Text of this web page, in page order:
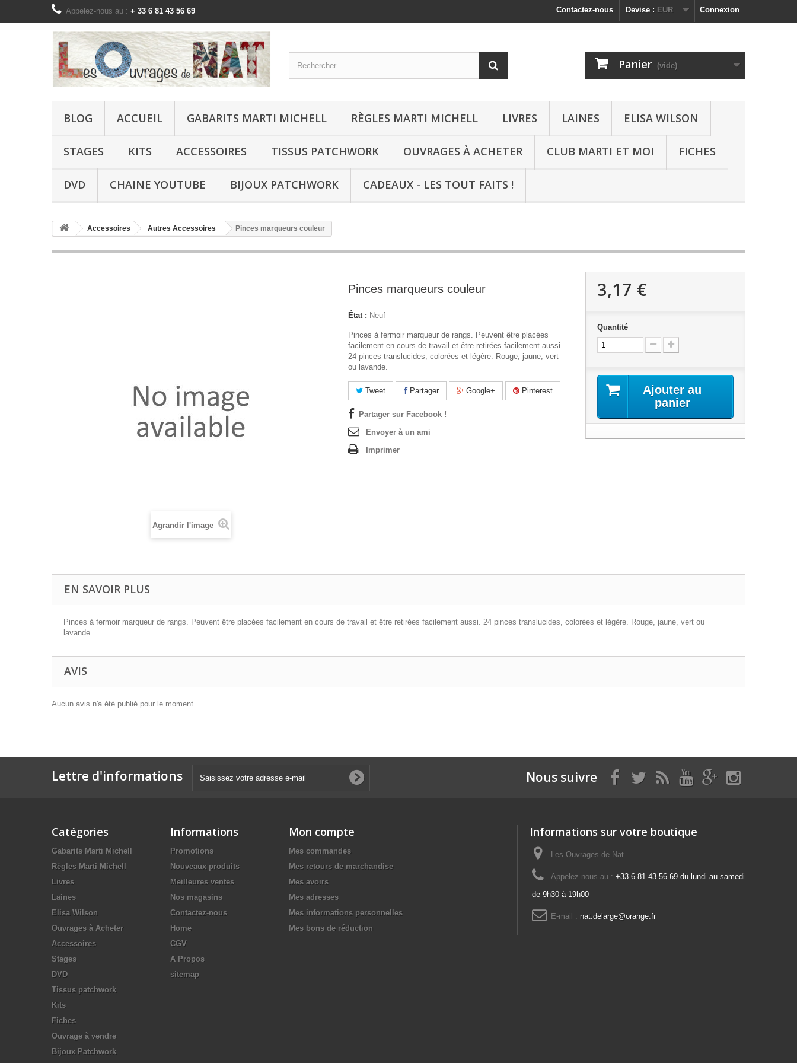
Connexion
Devise : EUR
Contactez-nous
Appelez-nous au : + 33 6 81 43 56 69
Panier (vide)
BLOG ACCUEIL GABARITS MARTI MICHELL RÈGLES MARTI MICHELL LIVRES LAINES ELISA WILSON
STAGES KITS ACCESSOIRES TISSUS PATCHWORK OUVRAGES À ACHETER CLUB MARTI ET MOI FICHES
DVD CHAINE YOUTUBE BIJOUX PATCHWORK CADEAUX - LES TOUT FAITS !
Accessoires Autres Accessoires Pinces marqueurs couleur
Agrandir l'image
Pinces marqueurs couleur
État : Neuf
Pinces à fermoir marqueur de rangs. Peuvent être placées
facilement en cours de travail et être retirées facilement aussi.
24 pinces translucides, colorées et légère. Rouge, jaune, vert
ou lavande.
Tweet Partager Google+ Pinterest
Partager sur Facebook !
Envoyer à un ami
Imprimer
3,17 €
Quantité
Ajouter au
panier
EN SAVOIR PLUS
Pinces à fermoir marqueur de rangs. Peuvent être placées facilement en cours de travail et être retirées facilement aussi. 24 pinces translucides, colorées et légère. Rouge, jaune, vert ou
lavande.
AVIS
Aucun avis n'a été publié pour le moment.
Lettre d'informations Nous suivre
Catégories
Gabarits Marti Michell
Règles Marti Michell
Livres
Laines
Elisa Wilson
Ouvrages à Acheter
Accessoires
Stages
DVD
Tissus patchwork
Kits
Fiches
Ouvrage à vendre
Bijoux Patchwork
Informations
Promotions
Nouveaux produits
Meilleures ventes
Nos magasins
Contactez-nous
Home
CGV
A Propos
sitemap
Mon compte
Mes commandes
Mes retours de marchandise
Mes avoirs
Mes adresses
Mes informations personnelles
Mes bons de réduction
Informations sur votre boutique
Les Ouvrages de Nat
Appelez-nous au : +33 6 81 43 56 69 du lundi au samedi
de 9h30 à 19h00
E-mail : nat.delarge@orange.fr